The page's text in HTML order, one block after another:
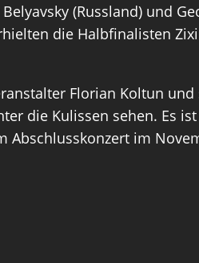
(Russland) und
die Halbfinalisten
Florian Koltun
die Kulissen sehen. Es
Abschlusskonzert im